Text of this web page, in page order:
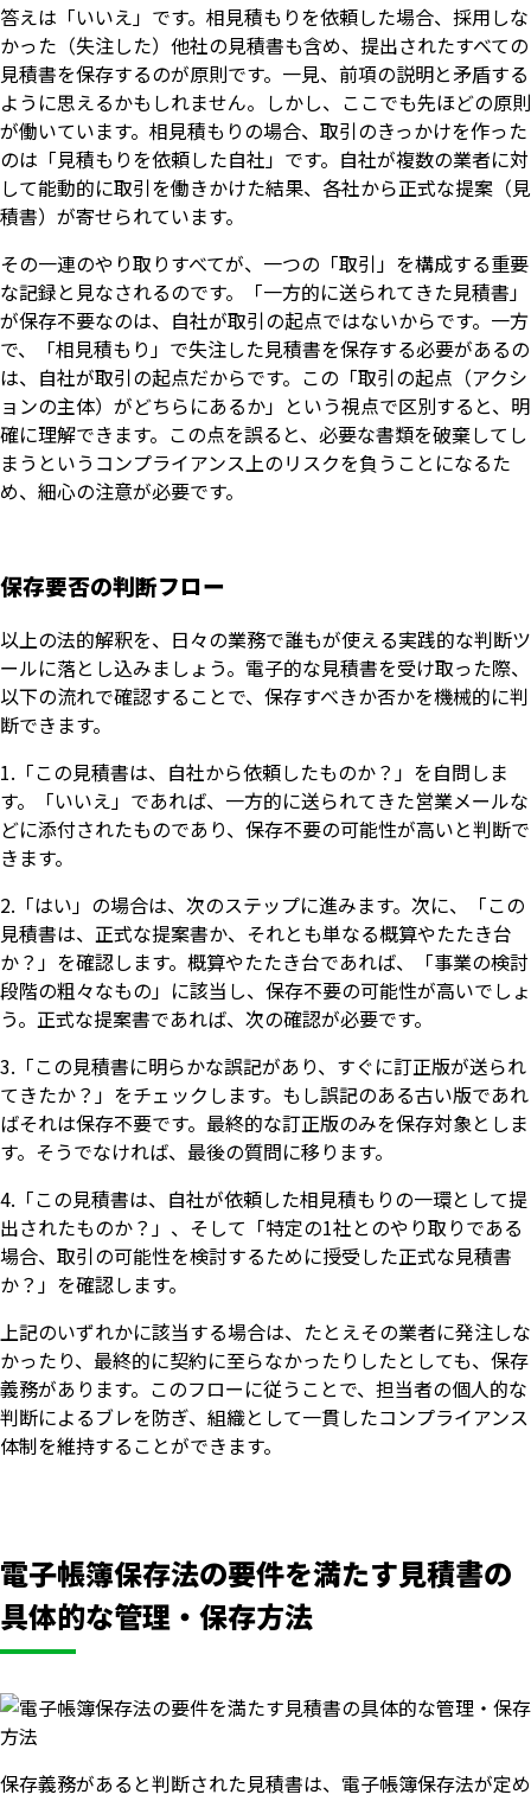
答えは「いいえ」です。相見積もりを依頼した場合、採用しな
かった（失注した）他社の見積書も含め、提出されたすべての
見積書を保存するのが原則です。一見、前項の説明と矛盾する
ように思えるかもしれません。しかし、ここでも先ほどの原則
が働いています。相見積もりの場合、取引のきっかけを作った
のは「見積もりを依頼した自社」です。自社が複数の業者に対
して能動的に取引を働きかけた結果、各社から正式な提案（見
積書）が寄せられています。
その一連のやり取りすべてが、一つの「取引」を構成する重要
な記録と見なされるのです。「一方的に送られてきた見積書」
が保存不要なのは、自社が取引の起点ではないからです。一方
で、「相見積もり」で失注した見積書を保存する必要があるの
は、自社が取引の起点だからです。この「取引の起点（アクシ
ョンの主体）がどちらにあるか」という視点で区別すると、明
確に理解できます。この点を誤ると、必要な書類を破棄してし
まうというコンプライアンス上のリスクを負うことになるた
め、細心の注意が必要です。
保存要否の判断フロー
以上の法的解釈を、日々の業務で誰もが使える実践的な判断ツ
ールに落とし込みましょう。電子的な見積書を受け取った際、
以下の流れで確認することで、保存すべきか否かを機械的に判
断できます。
1.「この見積書は、自社から依頼したものか？」を自問しま
す。「いいえ」であれば、一方的に送られてきた営業メールな
どに添付されたものであり、保存不要の可能性が高いと判断で
きます。
2.「はい」の場合は、次のステップに進みます。次に、「この
見積書は、正式な提案書か、それとも単なる概算やたたき台
か？」を確認します。概算やたたき台であれば、「事業の検討
段階の粗々なもの」に該当し、保存不要の可能性が高いでしょ
う。正式な提案書であれば、次の確認が必要です。
3.「この見積書に明らかな誤記があり、すぐに訂正版が送られ
てきたか？」をチェックします。もし誤記のある古い版であれ
ばそれは保存不要です。最終的な訂正版のみを保存対象としま
す。そうでなければ、最後の質問に移ります。
4.「この見積書は、自社が依頼した相見積もりの一環として提
出されたものか？」、そして「特定の1社とのやり取りである
場合、取引の可能性を検討するために授受した正式な見積書
か？」を確認します。
上記のいずれかに該当する場合は、たとえその業者に発注しな
かったり、最終的に契約に至らなかったりしたとしても、保存
義務があります。このフローに従うことで、担当者の個人的な
判断によるブレを防ぎ、組織として一貫したコンプライアンス
体制を維持することができます。
電子帳簿保存法の要件を満たす見積書の
具体的な管理・保存方法
保存義務があると判断された見積書は、電子帳簿保存法が定め